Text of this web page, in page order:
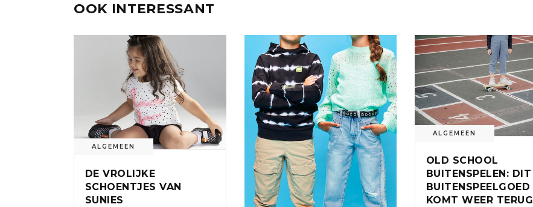
OOK INTERESSANT
ALGEMEEN
DE VROLIJKE
SCHOENTJES VAN
SUNIES
ALGEMEEN
OLD SCHOOL
BUITENSPELEN: DIT
BUITENSPEELGOED
KOMT WEER TERUG